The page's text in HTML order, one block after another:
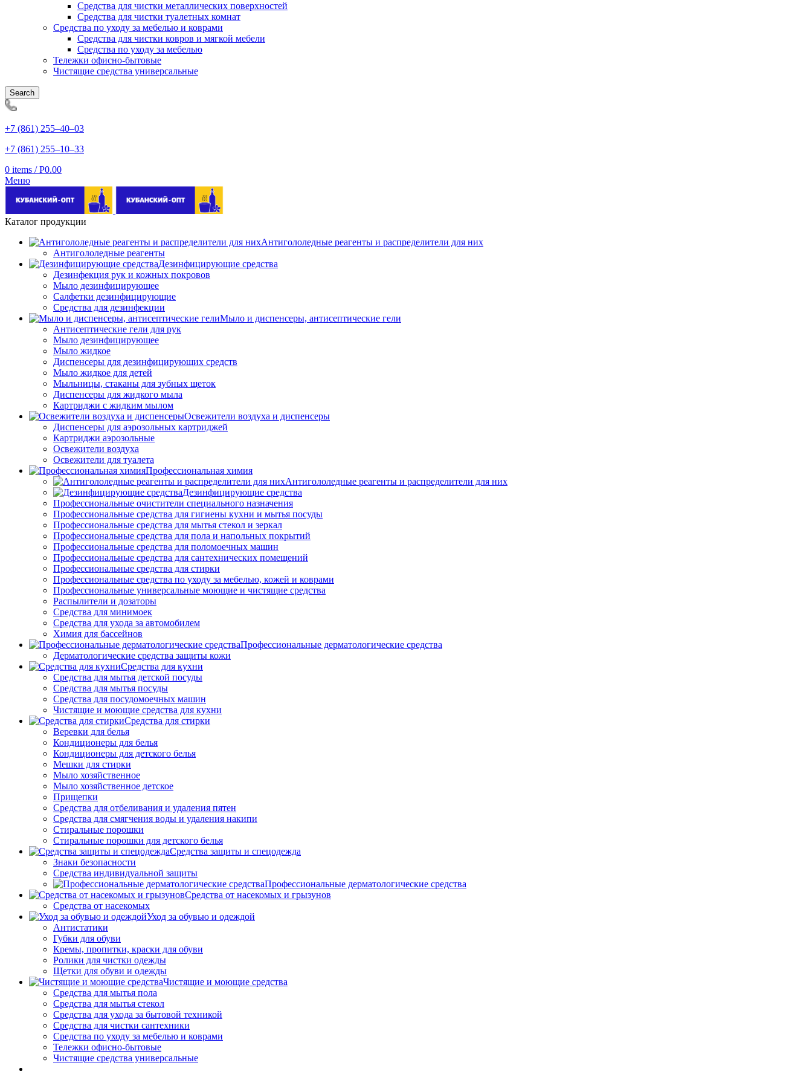
Средства для чистки металлических поверхностей
Средства для чистки туалетных комнат
Средства по уходу за мебелью и коврами
Средства для чистки ковров и мягкой мебели
Средства по уходу за мебелью
Тележки офисно-бытовые
Чистящие средства универсальные
Search
+7 (861) 255‒40‒03
+7 (861) 255‒10‒33
0 items / Р0.00
Меню
Каталог продукции
Антигололедные реагенты и распределители для них
Антигололедные реагенты
Дезинфицирующие средства
Дезинфекция рук и кожных покровов
Мыло дезинфицирующее
Салфетки дезинфицирующие
Средства для дезинфекции
Мыло и диспенсеры, антисептические гели
Антисептические гели для рук
Мыло дезинфицирующее
Мыло жидкое
Диспенсеры для дезинфицирующих средств
Мыло жидкое для детей
Мыльницы, стаканы для зубных щеток
Диспенсеры для жидкого мыла
Картриджи с жидким мылом
Освежители воздуха и диспенсеры
Диспенсеры для аэрозольных картриджей
Картриджи аэрозольные
Освежители воздуха
Освежители для туалета
Профессиональная химия
Антигололедные реагенты и распределители для них
Дезинфицирующие средства
Профессиональные очистители специального назначения
Профессиональные средства для гигиены кухни и мытья посуды
Профессиональные средства для мытья стекол и зеркал
Профессиональные средства для пола и напольных покрытий
Профессиональные средства для поломоечных машин
Профессиональные средства для сантехнических помещений
Профессиональные средства для стирки
Профессиональные средства по уходу за мебелью, кожей и коврами
Профессиональные универсальные моющие и чистящие средства
Распылители и дозаторы
Средства для минимоек
Средства для ухода за автомобилем
Химия для бассейнов
Профессиональные дерматологические средства
Дерматологические средства защиты кожи
Средства для кухни
Средства для мытья детской посуды
Средства для мытья посуды
Средства для посудомоечных машин
Чистящие и моющие средства для кухни
Средства для стирки
Веревки для белья
Кондиционеры для белья
Кондиционеры для детского белья
Мешки для стирки
Мыло хозяйственное
Мыло хозяйственное детское
Прищепки
Средства для отбеливания и удаления пятен
Средства для смягчения воды и удаления накипи
Стиральные порошки
Стиральные порошки для детского белья
Средства защиты и спецодежда
Знаки безопасности
Средства индивидуальной защиты
Профессиональные дерматологические средства
Средства от насекомых и грызунов
Средства от насекомых
Уход за обувью и одеждой
Антистатики
Губки для обуви
Кремы, пропитки, краски для обуви
Ролики для чистки одежды
Щетки для обуви и одежды
Чистящие и моющие средства
Средства для мытья пола
Средства для мытья стекол
Средства для ухода за бытовой техникой
Средства для чистки сантехники
Средства по уходу за мебелью и коврами
Тележки офисно-бытовые
Чистящие средства универсальные